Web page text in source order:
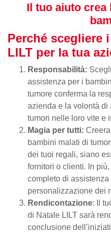
Il tuo aiuto crea
Perché scegliere
LILT per la tua
Responsabilità:
assistenza per i
tumore conferma la
azienda e la volontà di
tumori nelle loro vite e
Magia per tutti:
bambini malati di
dei tuoi regali, siano
fornitori o clienti. In
completo di assistenza
personalizzazione dei
Rendicontazione: Il
di Natale LILT sarà
conclusione